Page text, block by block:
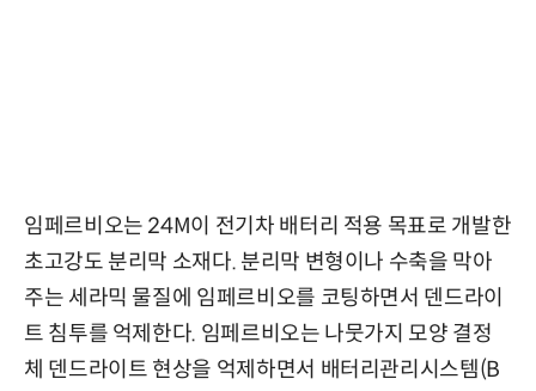
임페르비오는 24M이 전기차 배터리 적용 목표로 개발한
초고강도 분리막 소재다. 분리막 변형이나 수축을 막아
주는 세라믹 물질에 임페르비오를 코팅하면서 덴드라이
트 침투를 억제한다. 임페르비오는 나뭇가지 모양 결정
체 덴드라이트 현상을 억제하면서 배터리관리시스템(B